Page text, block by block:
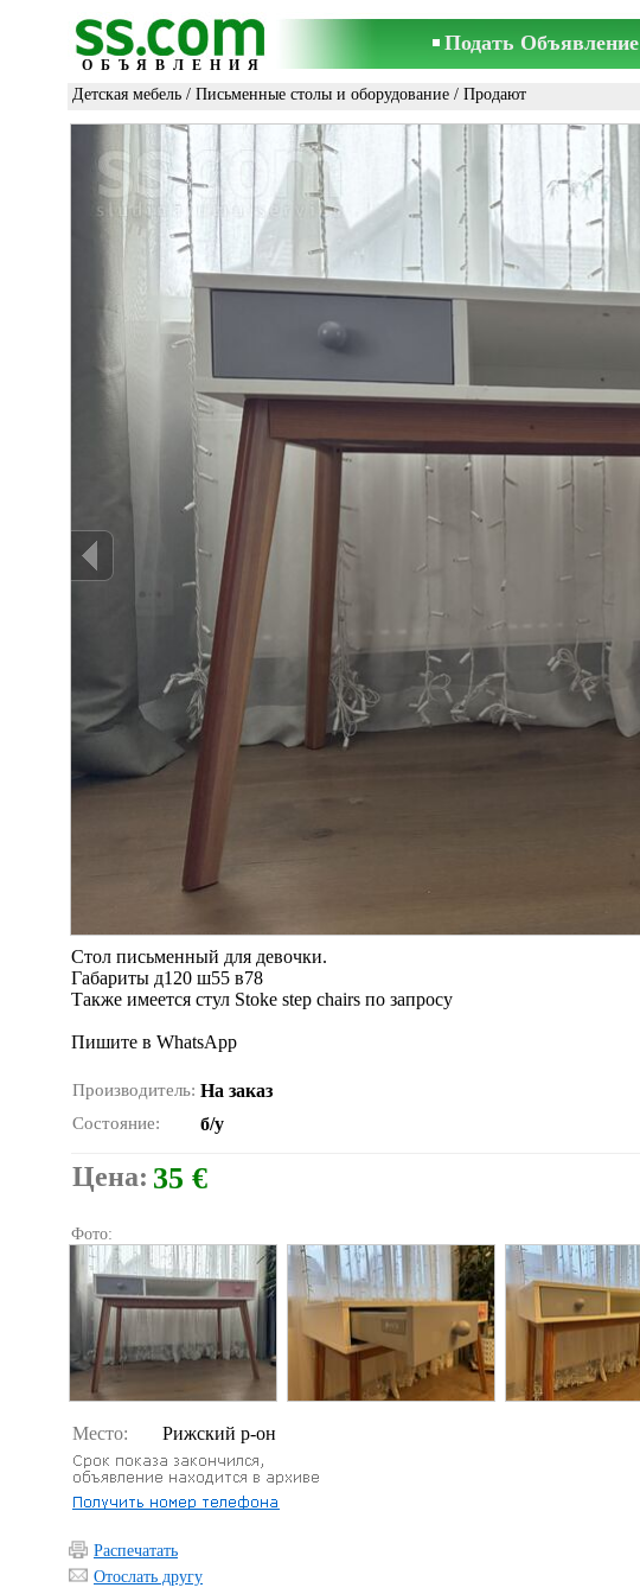
ОБЪЯВЛЕНИЯ
Подать Объявление
Детская мебель / Письменные столы и оборудование / Продают
Стол письменный для девочки.
Габариты д120 ш55 в78
Также имеется стул Stoke step chairs по запросу
Пишите в WhatsApp
Производитель: На заказ
Состояние: б/у
Цена: 35 €
Фото:
Место: Рижский р-он
Распечатать
Отослать другу